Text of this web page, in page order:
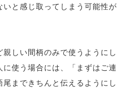
と感じ取ってしまう可能性が
しい間柄のみで使うようにし
使う場合には、「まずはご連
まできちんと伝えるようにし